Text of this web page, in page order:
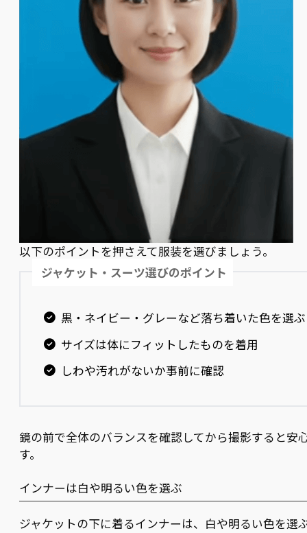
以下のポイントを押さえて服装を選びましょう。
ジャケット・スーツ選びのポイント
黒・ネイビー・グレーなど落ち着いた色を選ぶ
サイズは体にフィットしたものを着用
しわや汚れがないか事前に確認
鏡の前で全体のバランスを確認してから撮影すると安
す。
インナーは白や明るい色を選ぶ
ジャケットの下に着るインナーは、白や明るい色を選